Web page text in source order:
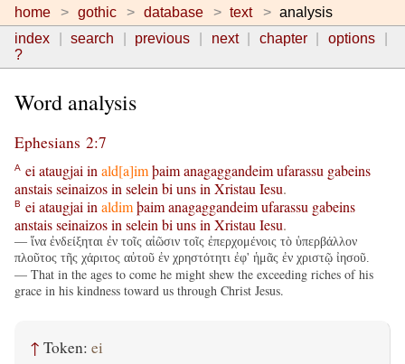
home gothic database text
analysis
index
search previous next chapter
options
?
Word analysis
Ephesians 2:7
A ei ataugjai in ald[a]imþaimanagaggandeimufarassu gabeins
anstaisseinaizosin selein bi unsin Xristau Iesu.
B ei ataugjai in aldimþaimanagaggandeimufarassu gabeins
anstaisseinaizosin selein bi unsin Xristau Iesu.
— ἵνα ἐνδείξηται ἐν τοῖς αἰῶσιν τοῖς ἐπερχομένοις τὸ ὑπερβάλλον
πλοῦτος τῆς χάριτος αὐτοῦ ἐν χρηστότητι ἐφ' ἡμᾶς ἐν χριστῷ ἰησοῦ.
— That in the ages to come he might shew the exceeding riches of his
grace in his kindness toward us through Christ Jesus.
↑ Token: ei